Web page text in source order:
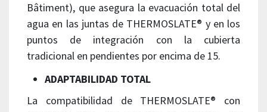
Bâtiment), que asegura la evacuación total del
agua en las juntas de THERMOSLATE® y en los
puntos de integración con la cubierta
tradicional en pendientes por encima de 15.
ADAPTABILIDAD TOTAL
La compatibilidad de THERMOSLATE® con